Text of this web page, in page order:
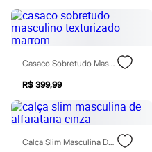
Moda praia
Biquínis
Maiôs
Personagens
Plus size
Blusas e Camisetas
Calças
Casacos e Jaquetas
Jeans
Moda esportiva
Casaco Sobretudo Masculino Texturizado Marrom
R$ 399,99
Calça Slim Masculina De Alfaiataria Cinza